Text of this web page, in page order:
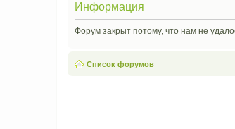
Информация
Форум закрыт потому, что нам не
Список форумов